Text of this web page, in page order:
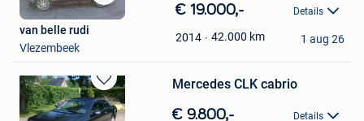
Bewaren
in
Mijn
€ 19.000,- Details
2014 42.000 km
van belle rudi
Vlezembeek
1 aug 26
Bewaren
in
Mercedes CLK cabrio
€ 9.800,- Details